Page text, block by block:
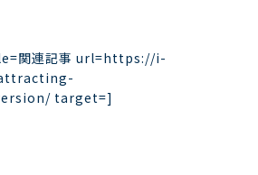
関連記事 url=https://i-
target=]